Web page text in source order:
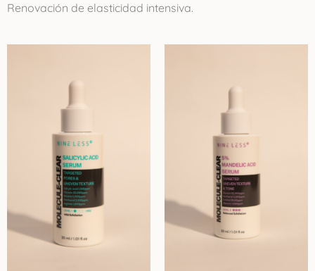
Renovación de elasticidad intensiva.